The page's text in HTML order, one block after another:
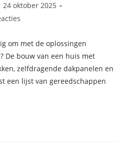
24 oktober 2025
om met de oplossingen
De bouw van een huis met
zelfdragende dakpanelen en
een lijst van gereedschappen